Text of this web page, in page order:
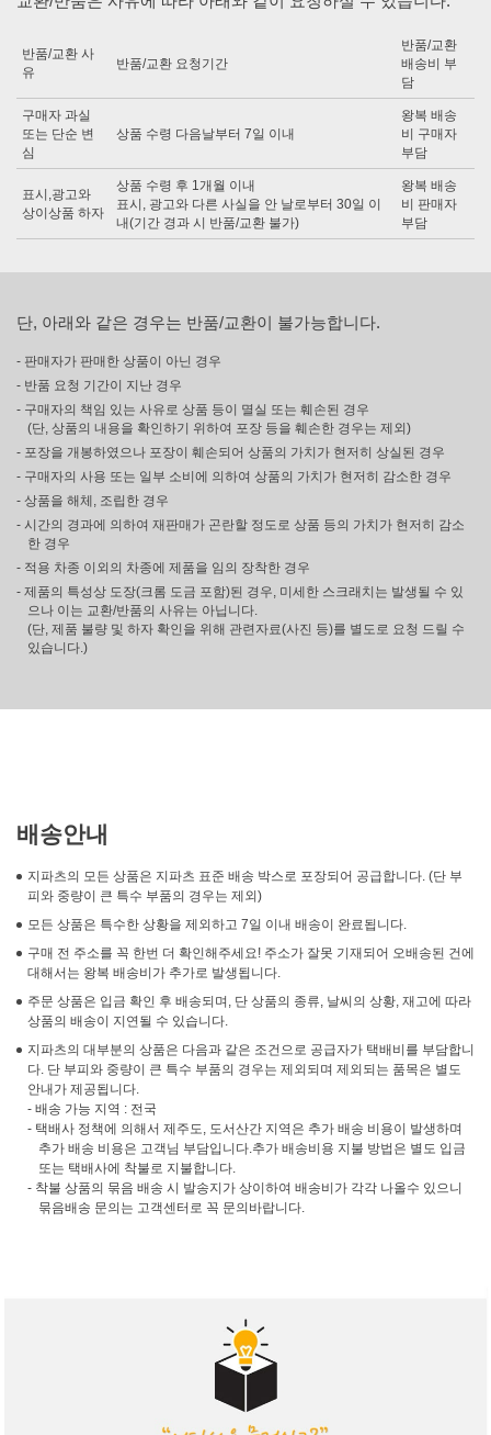
반품/교환 사
유
반품/교환 요청기간
반품/교환
배송비 부
담
구매자 과실
또는 단순 변
심
상품 수령 다음날부터 7일 이내
왕복 배송
비 구매자
부담
표시,광고와
상이상품 하자
상품 수령 후 1개월 이내
표시, 광고와 다른 사실을 안 날로부터 30일 이
내(기간 경과 시 반품/교환 불가)
왕복 배송
비 판매자
부담
단, 아래와 같은 경우는 반품/교환이 불가능합니다.
- 판매자가 판매한 상품이 아닌 경우
- 반품 요청 기간이 지난 경우
- 구매자의 책임 있는 사유로 상품 등이 멸실 또는 훼손된 경우
(단, 상품의 내용을 확인하기 위하여 포장 등을 훼손한 경우는 제외)
- 포장을 개봉하였으나 포장이 훼손되어 상품의 가치가 현저히 상실된 경우
- 구매자의 사용 또는 일부 소비에 의하여 상품의 가치가 현저히 감소한 경우
- 상품을 해체, 조립한 경우
- 시간의 경과에 의하여 재판매가 곤란할 정도로 상품 등의 가치가 현저히 감소
한 경우
- 적용 차종 이외의 차종에 제품을 임의 장착한 경우
- 제품의 특성상 도장(크롬 도금 포함)된 경우, 미세한 스크래치는 발생될 수 있
으나 이는 교환/반품의 사유는 아닙니다.
(단, 제품 불량 및 하자 확인을 위해 관련자료(사진 등)를 별도로 요청 드릴 수
있습니다.)
배송안내
지파츠의 모든 상품은 지파츠 표준 배송 박스로 포장되어 공급합니다. (단 부
피와 중량이 큰 특수 부품의 경우는 제외)
모든 상품은 특수한 상황을 제외하고 7일 이내 배송이 완료됩니다.
구매 전 주소를 꼭 한번 더 확인해주세요! 주소가 잘못 기재되어 오배송된 건에
대해서는 왕복 배송비가 추가로 발생됩니다.
주문 상품은 입금 확인 후 배송되며, 단 상품의 종류, 날씨의 상황, 재고에 따라
상품의 배송이 지연될 수 있습니다.
지파츠의 대부분의 상품은 다음과 같은 조건으로 공급자가 택배비를 부담합니
다. 단 부피와 중량이 큰 특수 부품의 경우는 제외되며 제외되는 품목은 별도
안내가 제공됩니다.
- 배송 가능 지역 : 전국
- 택배사 정책에 의해서 제주도, 도서산간 지역은 추가 배송 비용이 발생하며
추가 배송 비용은 고객님 부담입니다.추가 배송비용 지불 방법은 별도 입금
또는 택배사에 착불로 지불합니다.
- 착불 상품의 묶음 배송 시 발송지가 상이하여 배송비가 각각 나올수 있으니
묶음배송 문의는 고객센터로 꼭 문의바랍니다.